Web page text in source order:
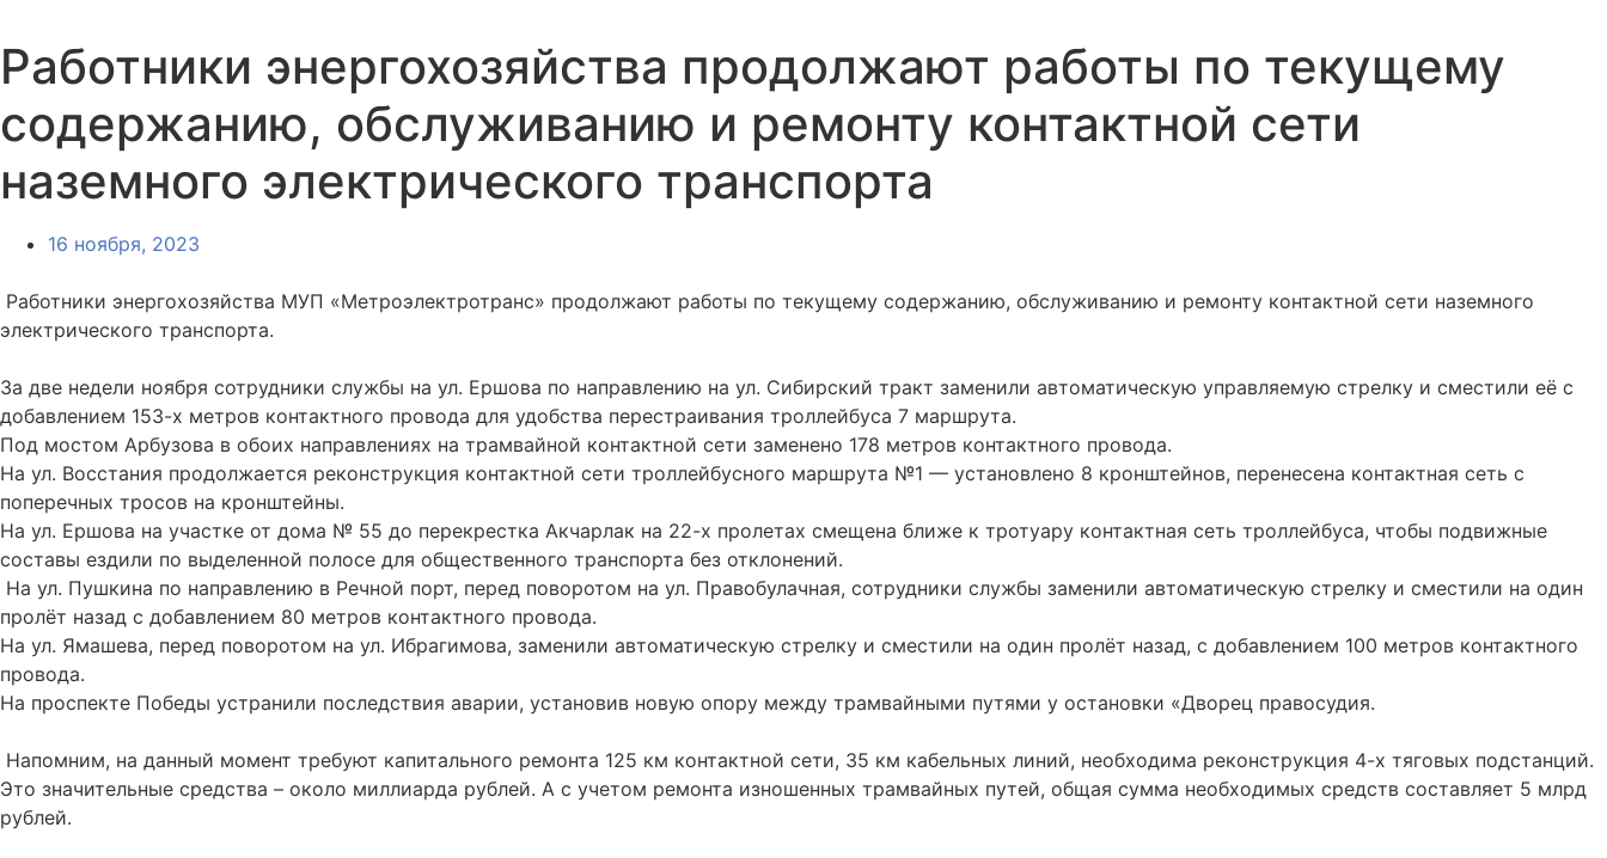
Работники энергохозяйства продолжают работы по текущему
содержанию, обслуживанию и ремонту контактной сети
наземного электрического транспорта
16 ноября, 2023
Работники энергохозяйства МУП «Метроэлектротранс» продолжают работы по текущему содержанию, обслуживанию и ремонту контактной сети наземного
электрического транспорта.
За две недели ноября сотрудники службы на ул. Ершова по направлению на ул. Сибирский тракт заменили автоматическую управляемую стрелку и сместили её с
добавлением 153-х метров контактного провода для удобства перестраивания троллейбуса 7 маршрута.
Под мостом Арбузова в обоих направлениях на трамвайной контактной сети заменено 178 метров контактного провода.
На ул. Восстания продолжается реконструкция контактной сети троллейбусного маршрута №1 — установлено 8 кронштейнов, перенесена контактная сеть с
поперечных тросов на кронштейны.
На ул. Ершова на участке от дома № 55 до перекрестка Акчарлак на 22-х пролетах смещена ближе к тротуару контактная сеть троллейбуса, чтобы подвижные
составы ездили по выделенной полосе для общественного транспорта без отклонений.
На ул. Пушкина по направлению в Речной порт, перед поворотом на ул. Правобулачная, сотрудники службы заменили автоматическую стрелку и сместили на один
пролёт назад с добавлением 80 метров контактного провода.
На ул. Ямашева, перед поворотом на ул. Ибрагимова, заменили автоматическую стрелку и сместили на один пролёт назад, с добавлением 100 метров контактного
провода.
На проспекте Победы устранили последствия аварии, установив новую опору между трамвайными путями у остановки «Дворец правосудия.
Напомним, на данный момент требуют капитального ремонта 125 км контактной сети, 35 км кабельных линий, необходима реконструкция 4-х тяговых подстанций.
Это значительные средства – около миллиарда рублей. А с учетом ремонта изношенных трамвайных путей, общая сумма необходимых средств составляет 5 млрд
рублей.